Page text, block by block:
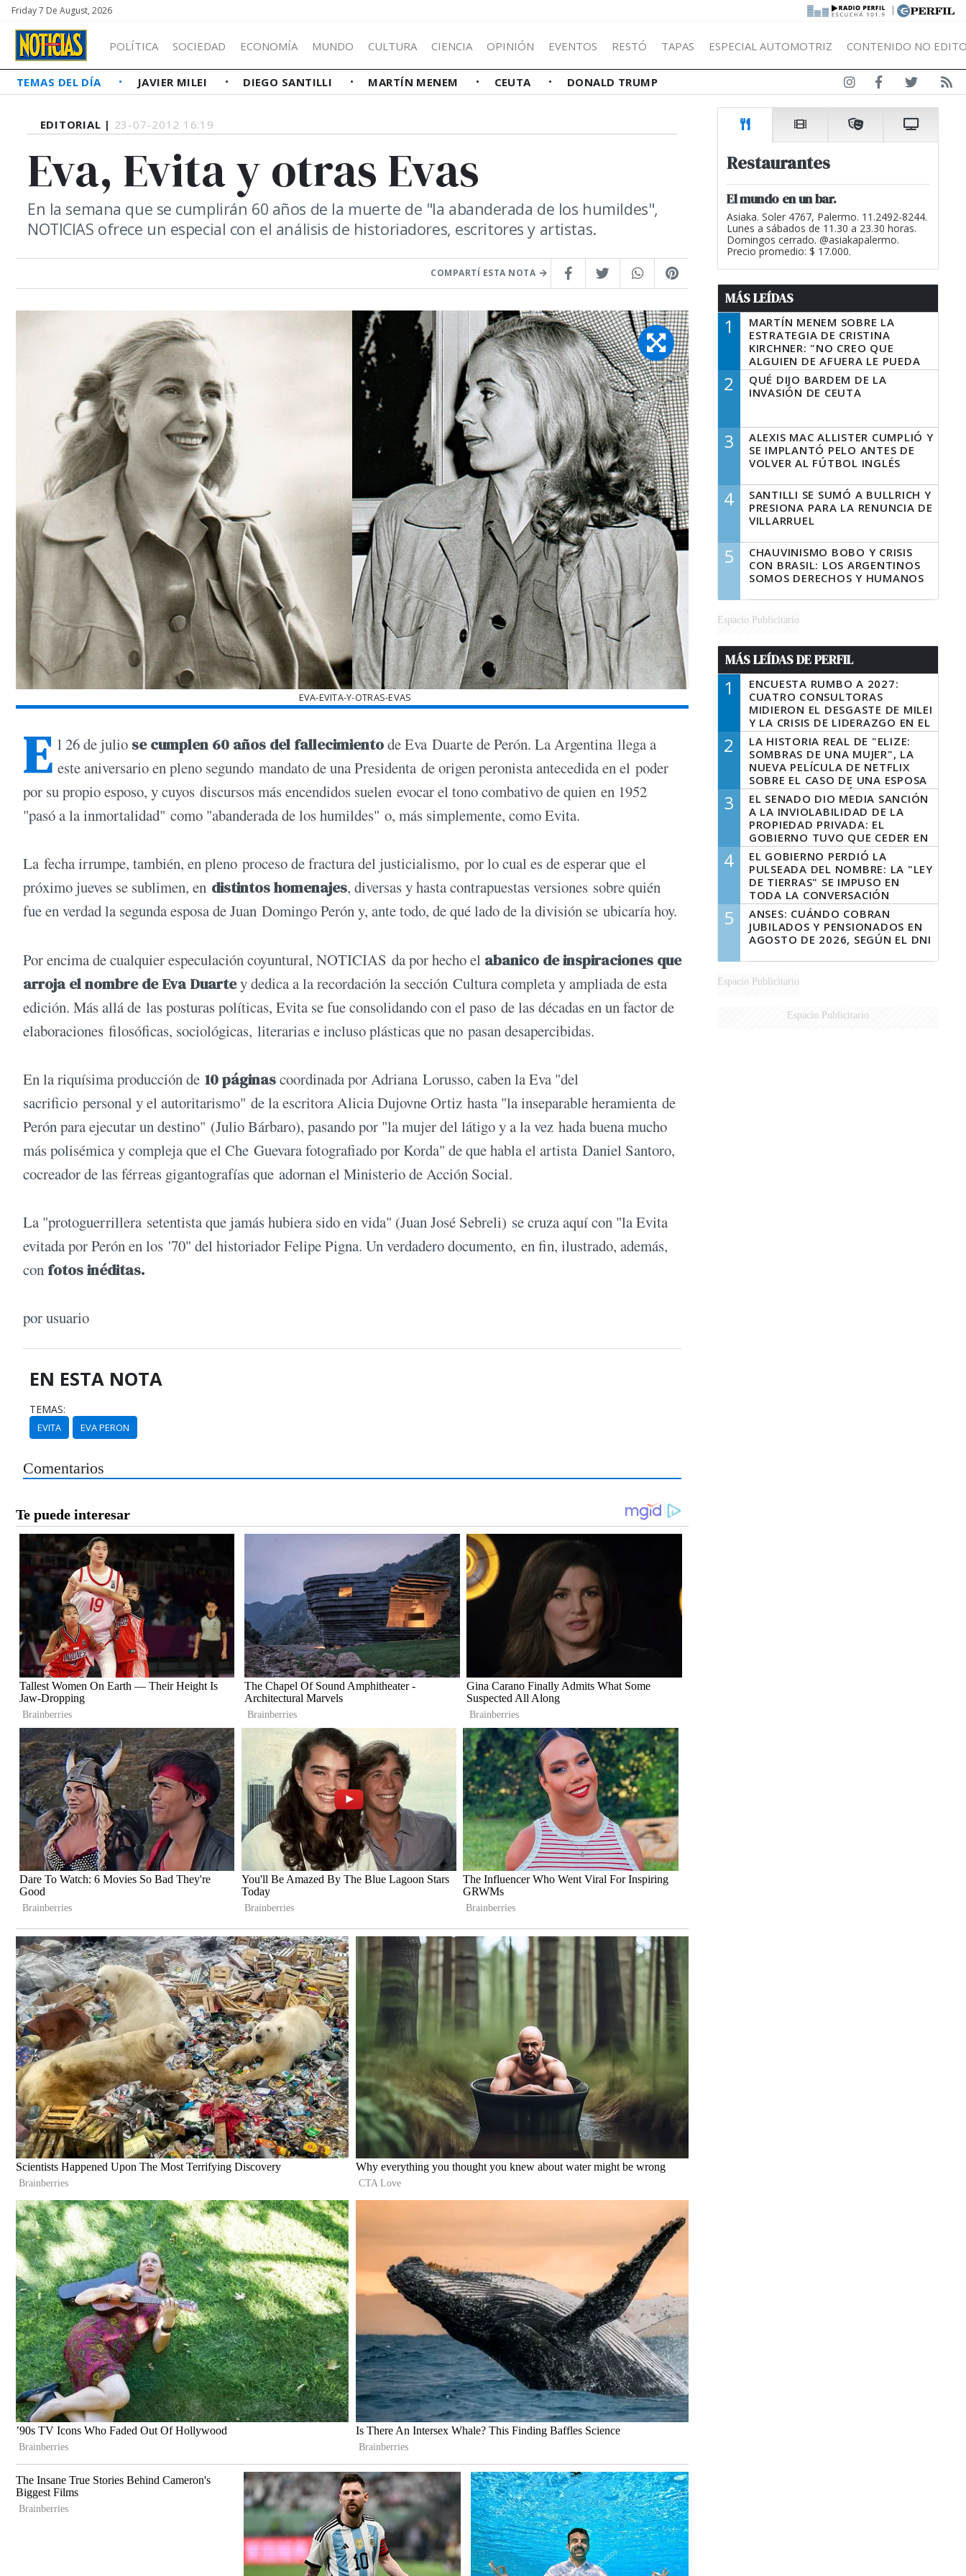
Friday 7 De August, 2026 |
POLÍTICA SOCIEDAD ECONOMÍA MUNDO CULTURA CIENCIA OPINIÓN EVENTOS RESTÓ TAPAS ESPECIAL AUTOMOTRIZ CONTENIDO NO
TEMAS DEL DÍA JAVIER MILEI DIEGO SANTILLI MARTÍN MENEM CEUTA DONALD TRUMP
EDITORIAL | 23-07-2012 16:19
Eva, Evita y otras Evas
En la semana que se cumplirán 60 años de la muerte de "la abanderada de los humildes",
NOTICIAS ofrece un especial con el análisis de historiadores, escritores y artistas.
COMPARTÍ ESTA NOTA
EVA-EVITA-Y-OTRAS-EVAS
E l 26 de julio se cumplen 60 años del fallecimientode Eva Duarte de Perón. La Argentina llega a
este aniversario en pleno segundo mandato de una Presidenta de origen peronista antecedida en el poder
por su propio esposo, y cuyos discursos más encendidos suelen evocar el tono combativo de quien en 1952
"pasó a la inmortalidad" como "abanderada de los humildes" o, más simplemente, como Evita.
La fecha irrumpe, también, en pleno proceso de fractura del justicialismo, por lo cual es de esperar que el
próximo jueves se sublimen, en distintos homenajes, diversas y hasta contrapuestas versiones sobre quién
fue en verdad la segunda esposa de Juan Domingo Perón y, ante todo, de qué lado de la división se ubicaría hoy.
Por encima de cualquier especulación coyuntural, NOTICIAS da por hecho el abanico de inspiraciones que
arroja el nombre de Eva Duartey dedica a la recordación la sección Cultura completa y ampliada de esta
edición. Más allá de las posturas políticas, Evita se fue consolidando con el paso de las décadas en un factor de
elaboraciones filosóficas, sociológicas, literarias e incluso plásticas que no pasan desapercibidas.
En la riquísima producción de 10 páginascoordinada por Adriana Lorusso, caben la Eva "del
sacrificio personal y el autoritarismo" de la escritora Alicia Dujovne Ortiz hasta "la inseparable heramienta de
Perón para ejecutar un destino" (Julio Bárbaro), pasando por "la mujer del látigo y a la vez hada buena mucho
más polisémica y compleja que el Che Guevara fotografiado por Korda" de que habla el artista Daniel Santoro,
cocreador de las férreas gigantografías que adornan el Ministerio de Acción Social.
La "protoguerrillera setentista que jamás hubiera sido en vida" (Juan José Sebreli) se cruza aquí con "la Evita
evitada por Perón en los '70" del historiador Felipe Pigna. Un verdadero documento, en fin, ilustrado, además,
con fotos inéditas.
por usuario
EN ESTA NOTA
TEMAS:
EVITA EVA PERON
Comentarios
Restaurantes
El mundo en un bar.
Asiaka. Soler 4767, Palermo. 11.2492-8244.
Lunes a sábados de 11.30 a 23.30 horas.
Domingos cerrado. @asiakapalermo.
Precio promedio: $ 17.000.
MÁS LEÍDAS
1
MARTÍN MENEM SOBRE LA
ESTRATEGIA DE CRISTINA
KIRCHNER: "NO CREO QUE
ALGUIEN DE AFUERA LE PUEDA
DECIR A LA JUSTICIA LO QUE
TIENE QUE HACER"
2
QUÉ DIJO BARDEM DE LA
INVASIÓN DE CEUTA
3
ALEXIS MAC ALLISTER CUMPLIÓ Y
SE IMPLANTÓ PELO ANTES DE
VOLVER AL FÚTBOL INGLÉS
4
SANTILLI SE SUMÓ A BULLRICH Y
PRESIONA PARA LA RENUNCIA DE
VILLARRUEL
5
CHAUVINISMO BOBO Y CRISIS
CON BRASIL: LOS ARGENTINOS
SOMOS DERECHOS Y HUMANOS
Espacio Publicitario
MÁS LEÍDAS DE PERFIL
1
ENCUESTA RUMBO A 2027:
CUATRO CONSULTORAS
MIDIERON EL DESGASTE DE MILEI
Y LA CRISIS DE LIDERAZGO EN EL
PERONISMO
2
LA HISTORIA REAL DE "ELIZE:
SOMBRAS DE UNA MUJER", LA
NUEVA PELÍCULA DE NETFLIX
SOBRE EL CASO DE UNA ESPOSA
QUE DESCUARTIZÓ A SU
MARIDO
3
EL SENADO DIO MEDIA SANCIÓN
A LA INVIOLABILIDAD DE LA
PROPIEDAD PRIVADA: EL
GOBIERNO TUVO QUE CEDER EN
LA LEY DEL MANEJO DEL FUEGO
4
EL GOBIERNO PERDIÓ LA
PULSEADA DEL NOMBRE: LA "LEY
DE TIERRAS" SE IMPUSO EN
TODA LA CONVERSACIÓN
DIGITAL
5
ANSES: CUÁNDO COBRAN
JUBILADOS Y PENSIONADOS EN
AGOSTO DE 2026, SEGÚN EL DNI
Espacio Publicitario
Espacio Publicitario